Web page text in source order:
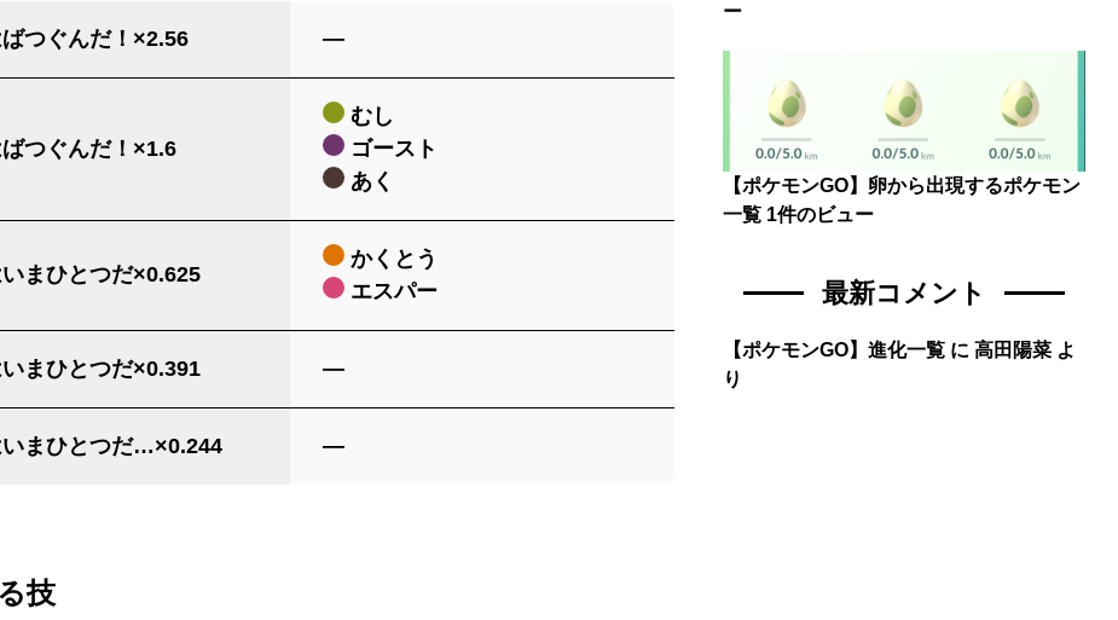
つぐんだ！×2.56 ―
つぐんだ！×1.6
むし
ゴースト
あく
まひとつだ×0.625
かくとう
エスパー
まひとつだ×0.391 ―
まひとつだ…×0.244 ―
技
ー
【ポケモンGO】卵から出現するポケモン
一覧 1件のビュー
最新コメント
【ポケモンGO】進化一覧 に高田陽菜 よ
り